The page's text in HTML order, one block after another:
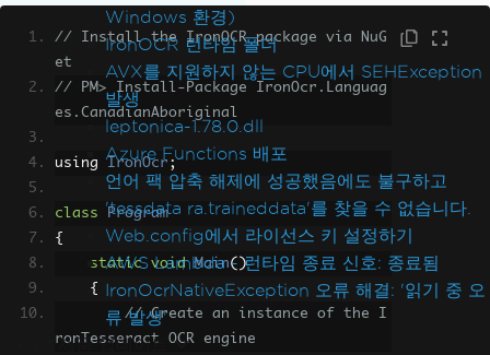
Windows 환경)
IronOCR 런타임 폴더
AVX를 지원하지 않는 CPU에서 SEHException
발생
leptonica-1.78.0.dll
Azure Functions 배포
언어 팩 압축 해제에 성공했음에도 불구하고
'tessdata ra.traineddata'를 찾을 수 없습니다.
Web.config에서 라이선스 키 설정하기
AWS Lambda - 런타임 종료 신호: 종료됨
IronOcrNativeException 오류 해결: '읽기 중 오
류 발생'
제품 업데이트
// Install the IronOCR package via NuG
et
// PM> Install-Package IronOcr.Languag
es.CanadianAboriginal
using IronOcr ;
class
Program
{
static
void Main()
{
// Create an instance of the I
ronTesseract OCR engine